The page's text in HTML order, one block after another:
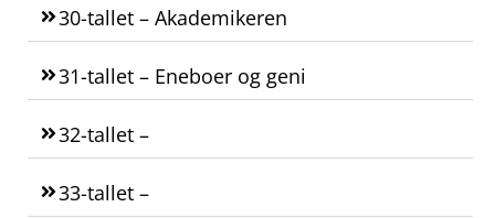
30-tallet – Akademikeren
31-tallet – Eneboer og geni
32-tallet –
33-tallet –